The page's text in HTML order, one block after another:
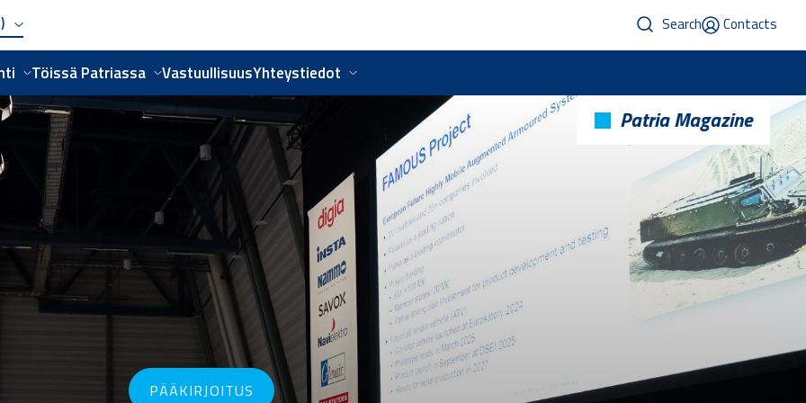
Search Contacts
Töissä Patriassa VastuullisuusYhteystiedot
Patria Magazine
PÄÄKIRJOITUS